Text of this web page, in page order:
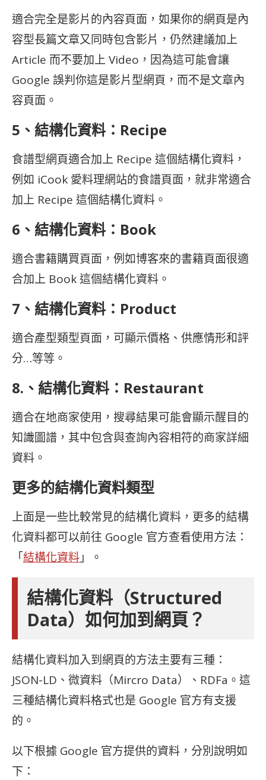
適合完全是影片的內容頁面，如果你的網頁是內
容型長篇文章又同時包含影片，仍然建議加上
Article 而不要加上 Video，因為這可能會讓
Google 誤判你這是影片型網頁，而不是文章內
容頁面。
5、結構化資料：Recipe
食譜型網頁適合加上 Recipe 這個結構化資料，
例如 iCook 愛料理網站的食譜頁面，就非常適合
加上 Recipe 這個結構化資料。
6、結構化資料：Book
適合書籍購買頁面，例如博客來的書籍頁面很適
合加上 Book 這個結構化資料。
7、結構化資料：Product
適合產型類型頁面，可顯示價格、供應情形和評
分…等等。
8.、結構化資料：Restaurant
適合在地商家使用，搜尋結果可能會顯示醒目的
知識圖譜，其中包含與查詢內容相符的商家詳細
資料。
更多的結構化資料類型
上面是一些比較常見的結構化資料，更多的結構
化資料都可以前往 Google 官方查看使用方法：
「結構化資料」。
結構化資料（Structured
Data）如何加到網頁？
結構化資料加入到網頁的方法主要有三種：
JSON-LD、微資料（Mircro Data）、RDFa。這
三種結構化資料格式也是 Google 官方有支援
的。
以下根據 Google 官方提供的資料，分別說明如
下：